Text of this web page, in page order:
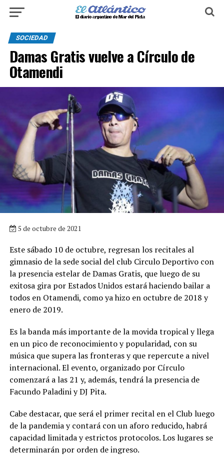
SOCIEDAD
Damas Gratis vuelve a Círculo de
Otamendi
5 de octubre de 2021
Este sábado 10 de octubre, regresan los recitales al
gimnasio de la sede social del club Circulo Deportivo con
la presencia estelar de Damas Gratis, que luego de su
exitosa gira por Estados Unidos estará haciendo bailar a
todos en Otamendi, como ya hizo en octubre de 2018 y
enero de 2019.
Es la banda más importante de la movida tropical y llega
en un pico de reconocimiento y popularidad, con su
música que supera las fronteras y que repercute a nivel
internacional. El evento, organizado por Círculo
comenzará a las 21 y, además, tendrá la presencia de
Facundo Paladini y DJ Pita.
Cabe destacar, que será el primer recital en el Club luego
de la pandemia y contará con un aforo reducido, habrá
capacidad limitada y estrictos protocolos. Los lugares se
determinarán por orden de ingreso.